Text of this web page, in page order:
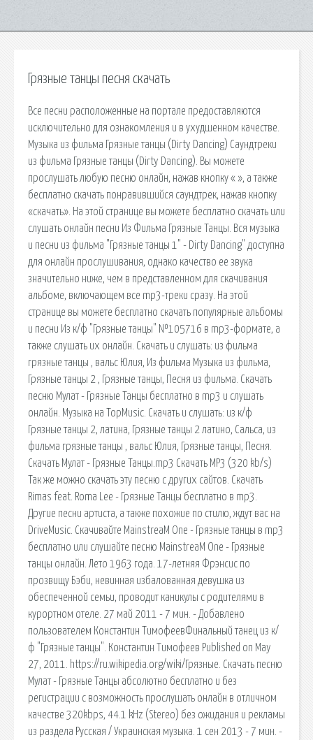
Грязные танцы песня скачать
Все песни расположенные на портале предоставляются
исключительно для ознакомления и в ухудшенном качестве.
Музыка из фильма Грязные танцы (Dirty Dancing) Саундтреки
из фильма Грязные танцы (Dirty Dancing). Вы можете
прослушать любую песню онлайн, нажав кнопку « », а также
бесплатно скачать понравившийся саундтрек, нажав кнопку
«скачать». На этой странице вы можете бесплатно скачать или
слушать онлайн песни Из Фильма Грязные Танцы. Вся музыка
и песни из фильма "Грязные танцы 1" - Dirty Dancing" доступна
для онлайн прослушивания, однако качество ее звука
значительно ниже, чем в представленном для скачивания
альбоме, включающем все mp3-треки сразу. На этой
странице вы можете бесплатно скачать популярные альбомы
и песни Из к/ф "Грязные танцы" №105716 в mp3-формате, а
также слушать их онлайн. Скачать и слушать: из фильма
грязные танцы , вальс Юлия, Из фильма Музыка из фильма,
Грязные танцы 2 , Грязные танцы, Песня из фильма. Скачать
песню Мулат - Грязные Танцы бесплатно в mp3 и слушать
онлайн. Музыка на TopMusic. Скачать и слушать: из к/ф
Грязные танцы 2, латина, Грязные танцы 2 латино, Сальса, из
фильма грязные танцы , вальс Юлия, Грязные танцы, Песня.
Скачать Мулат - Грязные Танцы.mp3 Скачать MP3 (320 kb/s)
Так же можно скачать эту песню с других сайтов. Скачать
Rimas feat. Roma Lee - Грязные Танцы бесплатно в mp3.
Другие песни артиста, а также похожие по стилю, ждут вас на
DriveMusic. Скачивайте MainstreaM One - Грязные танцы в mp3
бесплатно или слушайте песню MainstreaM One - Грязные
танцы онлайн. Лето 1963 года. 17-летняя Фрэнсис по
прозвищу Бэби, невинная избалованная девушка из
обеспеченной семьи, проводит каникулы с родителями в
курортном отеле. 27 май 2011 - 7 мин. - Добавлено
пользователем Константин ТимофеевФинальный танец из к/
ф "Грязные танцы". Константин Тимофеев Published on May
27, 2011. https://ru.wikipedia.org/wiki/Грязные. Скачать песню
Мулат - Грязные Танцы абсолютно бесплатно и без
регистрации с возможность прослушать онлайн в отличном
качестве 320kbps, 44.1 kHz (Stereo) без ожидания и рекламы
из раздела Русская / Украинская музыка. 1 сен 2013 - 7 мин. -